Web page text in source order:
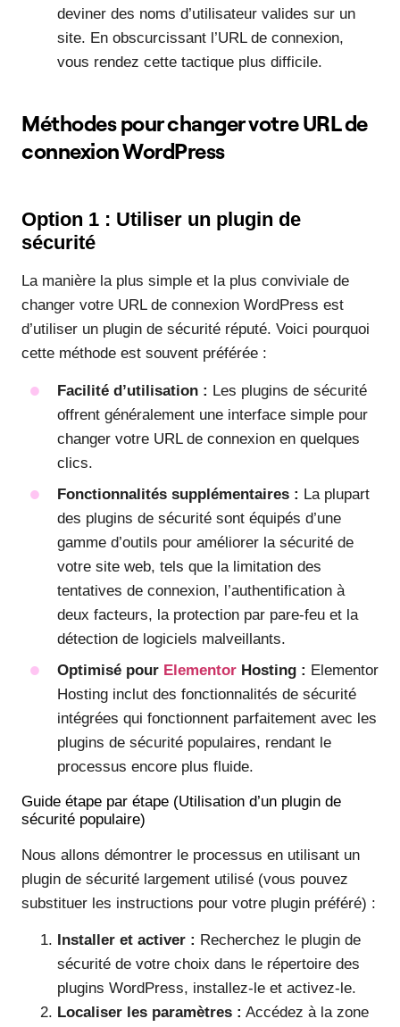
deviner des noms d’utilisateur valides sur un
site. En obscurcissant l’URL de connexion,
vous rendez cette tactique plus difficile.
Méthodes pour changer votre URL de
connexion WordPress
Option 1 : Utiliser un plugin de
sécurité
La manière la plus simple et la plus conviviale de
changer votre URL de connexion WordPress est
d’utiliser un plugin de sécurité réputé. Voici pourquoi
cette méthode est souvent préférée :
Facilité d’utilisation : Les plugins de sécurité
offrent généralement une interface simple pour
changer votre URL de connexion en quelques
clics.
Fonctionnalités supplémentaires : La plupart
des plugins de sécurité sont équipés d’une
gamme d’outils pour améliorer la sécurité de
votre site web, tels que la limitation des
tentatives de connexion, l’authentification à
deux facteurs, la protection par pare-feu et la
détection de logiciels malveillants.
Optimisé pour Elementor Hosting : Elementor
Hosting inclut des fonctionnalités de sécurité
intégrées qui fonctionnent parfaitement avec les
plugins de sécurité populaires, rendant le
processus encore plus fluide.
Guide étape par étape (Utilisation d’un plugin de
sécurité populaire)
Nous allons démontrer le processus en utilisant un
plugin de sécurité largement utilisé (vous pouvez
substituer les instructions pour votre plugin préféré) :
Installer et activer : Recherchez le plugin de
sécurité de votre choix dans le répertoire des
plugins WordPress, installez-le et activez-le.
Localiser les paramètres : Accédez à la zone